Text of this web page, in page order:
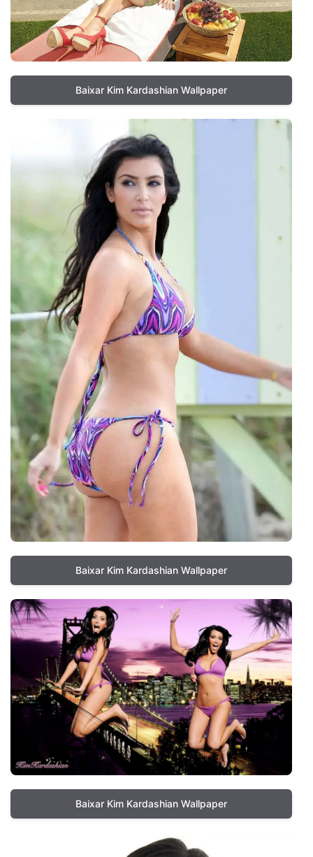
Baixar Kim Kardashian Wallpaper
Baixar Kim Kardashian Wallpaper
Baixar Kim Kardashian Wallpaper